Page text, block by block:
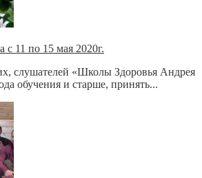
с 11 по 15 мая 2020г.
слушателей «Школы Здоровья Андрея
обучения и старше, принять...